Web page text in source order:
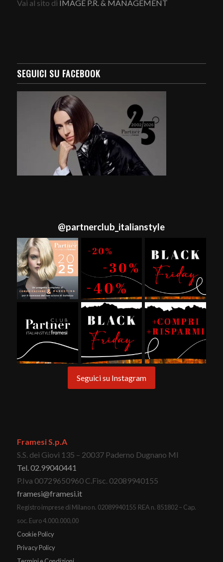
Vai al sito di IMAGE P.R. & MANAGEMENT
SEGUICI SU FACEBOOK
@partnerclub_italianstyle
Seguici su Instagram
Framesi S.p.A
S.S. dei Giovi 135 – 20037 Paderno Dugnano MI
Tel. 02.99040441
P.Iva 00729650960 C.Fisc. 02089940155
framesi@framesi.it
Registro imprese di Milano n. 02089940155 REA n. 851802 – Cap.
soc. Euro 4.000.000,00
Cookie Policy
Privacy Policy